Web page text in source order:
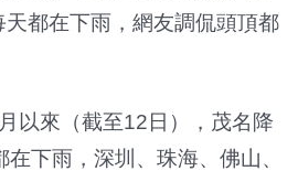
都在下雨，網友調侃頭頂都
以來（截至12日），茂名降
下雨，深圳、珠海、佛山、